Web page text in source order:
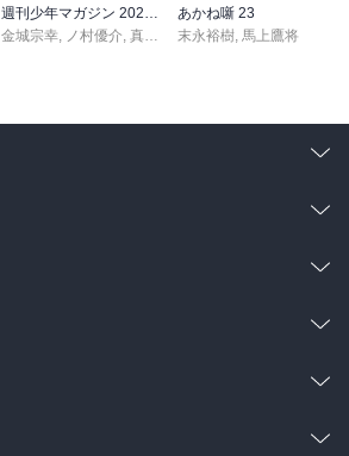
週刊少年マガジン 2026年36・37号[2026年8月5日発売]
金城宗幸, ノ村優介, 真島ヒロ ,宮島礼吏,新川直司
あかね噺 23
末永裕樹, 馬上鷹将